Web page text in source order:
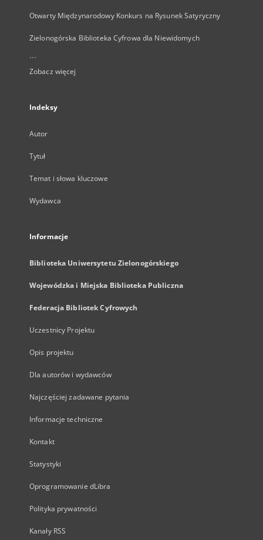
Otwarty Międzynarodowy Konkurs na Rysunek Satyryczny
Zielonogórska Biblioteka Cyfrowa dla Niewidomych
...
Zobacz więcej
Indeksy
Autor
Tytuł
Temat i słowa kluczowe
Wydawca
Informacje
Biblioteka Uniwersytetu Zielonogórskiego
Wojewódzka i Miejska Biblioteka Publiczna
Federacja Bibliotek Cyfrowych
Uczestnicy Projektu
Opis projektu
Dla autorów i wydawców
Najczęściej zadawane pytania
Informacje techniczne
Kontakt
Statystyki
Oprogramowanie dLibra
Polityka prywatności
Kanały RSS